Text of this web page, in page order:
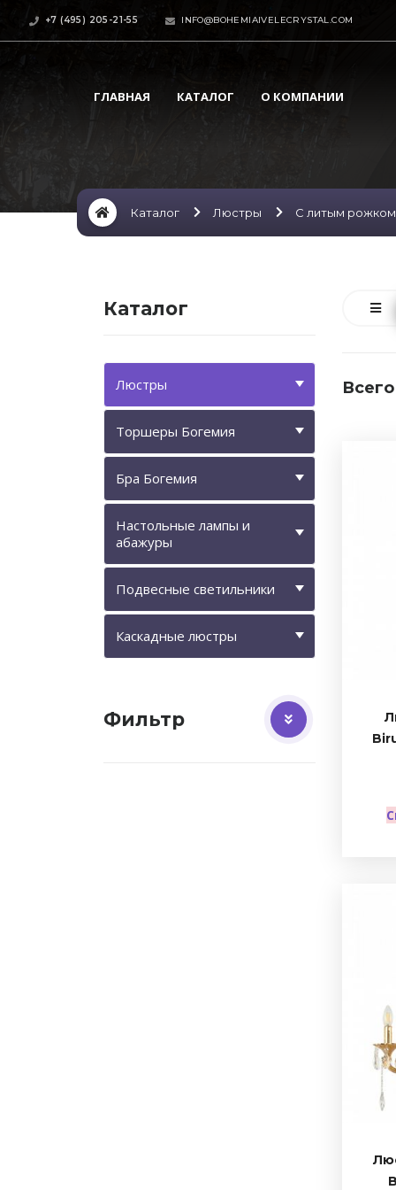
+7 (495) 205-21-55 INFO@BOHEMIAIVELECRYSTAL.COM
ГЛАВНАЯ КАТАЛОГ О КОМПАНИИ
Каталог Люстры С литым рожком
Каталог
Люстры
Торшеры Богемия
Бра Богемия
Настольные лампы и
абажуры
Подвесные светильники
Каскадные люстры
Фильтр